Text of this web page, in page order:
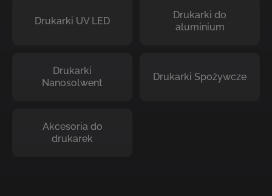
Drukarki UV LED
Drukarki do
aluminium
Drukarki
Nanosolwent
Drukarki Spożywcze
Akcesoria do
drukarek